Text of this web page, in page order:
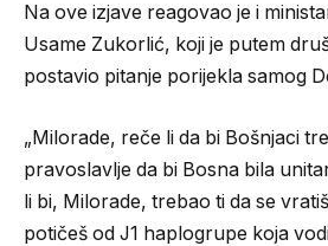
Na ove izjave reagovao je i
Usame Zukorlić, koji je putem
postavio pitanje porijekla samog
„Milorade, reče li da bi Bošnjaci
pravoslavlje da bi Bosna bila
li bi, Milorade, trebao ti da se
potičeš od J1 haplogrupe koja